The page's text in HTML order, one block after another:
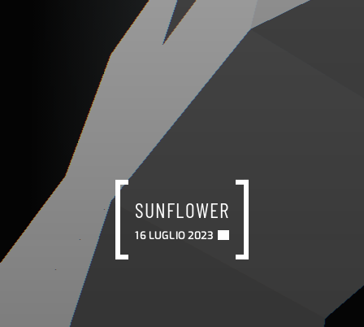
SUNFLOWER
16 LUGLIO 2023